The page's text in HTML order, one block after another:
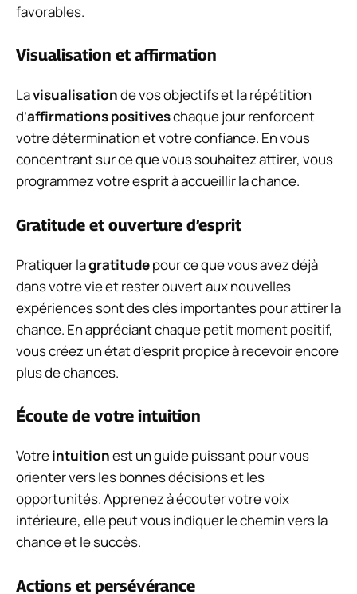
favorables.
Visualisation et affirmation
Lavisualisationde vos objectifs et la répétition
d’affirmations positiveschaque jour renforcent
votre détermination et votre confiance. En vous
concentrant sur ce que vous souhaitez attirer, vous
programmez votre esprit à accueillir la chance.
Gratitude et ouverture d’esprit
Pratiquer lagratitudepour ce que vous avez déjà
dans votre vie et rester ouvert aux nouvelles
expériences sont des clés importantes pour attirer la
chance. En appréciant chaque petit moment positif,
vous créez un état d’esprit propice à recevoir encore
plus de chances.
Écoute de votre intuition
Votreintuitionest un guide puissant pour vous
orienter vers les bonnes décisions et les
opportunités. Apprenez à écouter votre voix
intérieure, elle peut vous indiquer le chemin vers la
chance et le succès.
Actions et persévérance